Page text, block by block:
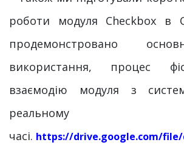
роботи модуля Checkbox в
продемонстровано
використання, процес
взаємодію модуля з
реальному
часі. https://drive.google.com/file/